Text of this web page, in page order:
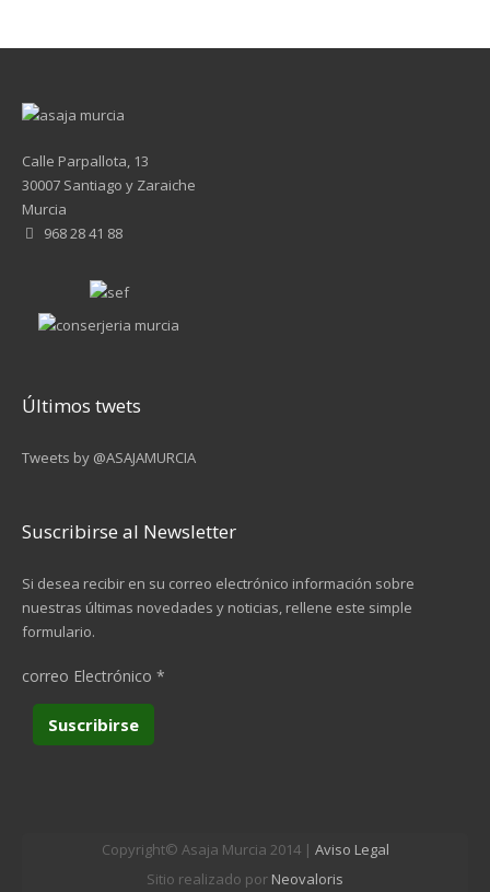
Calle Parpallota, 13
30007 Santiago y Zaraiche
Murcia
968 28 41 88
Últimos twets
Tweets by @ASAJAMURCIA
Suscribirse al Newsletter
Si desea recibir en su correo electrónico información sobre
nuestras últimas novedades y noticias, rellene este simple
formulario.
correo Electrónico *
Copyright© Asaja Murcia 2014 | Aviso Legal
Sitio realizado por Neovaloris